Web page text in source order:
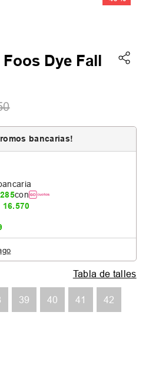
Dye Fall
bancarias!
con
16.570
39 40 41 42
Tabla de talles